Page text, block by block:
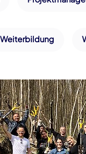
Weiterbildung